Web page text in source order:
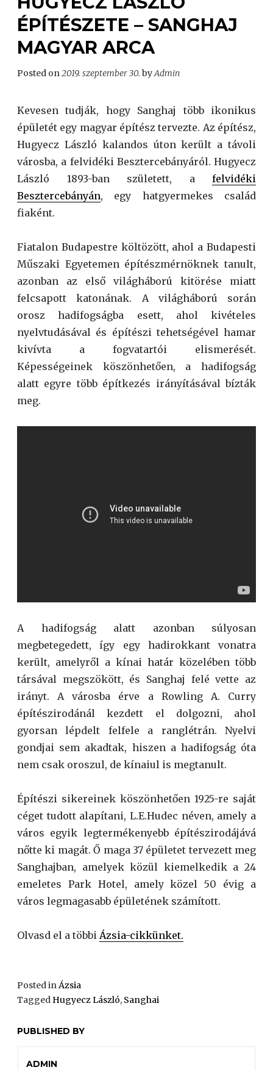
ÉPÍTÉSZETE – SANGHAJ
MAGYAR ARCA
Posted on2019. szeptember 30. byAdmin
Kevesen tudják, hogy Sanghaj több ikonikus
épületét egy magyar építész tervezte. Az építész,
Hugyecz László kalandos úton került a távoli
városba, a felvidéki Besztercebányáról. Hugyecz
László 1893-ban született, a felvidéki
Besztercebányán, egy hatgyermekes család
fiaként.
Fiatalon Budapestre költözött, ahol a Budapesti
Műszaki Egyetemen építészmérnöknek tanult,
azonban az első világháború kitörése miatt
felcsapott katonának. A világháború során
orosz hadifogságba esett, ahol kivételes
nyelvtudásával és építészi tehetségével hamar
kivívta a fogvatartói elismerését.
Képességeinek köszönhetően, a hadifogság
alatt egyre több építkezés irányításával bízták
meg.
A hadifogság alatt azonban súlyosan
megbetegedett, így egy hadirokkant vonatra
került, amelyről a kínai határ közelében több
társával megszökött, és Sanghaj felé vette az
irányt. A városba érve a Rowling A. Curry
építészirodánál kezdett el dolgozni, ahol
gyorsan lépdelt felfele a ranglétrán. Nyelvi
gondjai sem akadtak, hiszen a hadifogság óta
nem csak oroszul, de kínaiul is megtanult.
Építészi sikereinek köszönhetően 1925-re saját
céget tudott alapítani, L.E.Hudec néven, amely a
város egyik legtermékenyebb építészirodájává
nőtte ki magát. Ő maga 37 épületet tervezett meg
Sanghajban, amelyek közül kiemelkedik a 24
emeletes Park Hotel, amely közel 50 évig a
város legmagasabb épületének számított.
Olvasd el a többi Ázsia-cikkünket.
Posted inÁzsia
Tagged Hugyecz László, Sanghai
PUBLISHED BY
ADMIN